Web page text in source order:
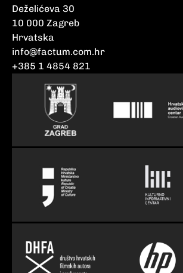
Deželićeva 30
10 000 Zagreb
Hrvatska
info@factum.com.hr
+385 1 4854 821